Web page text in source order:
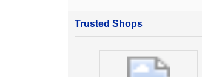
Trusted Shops